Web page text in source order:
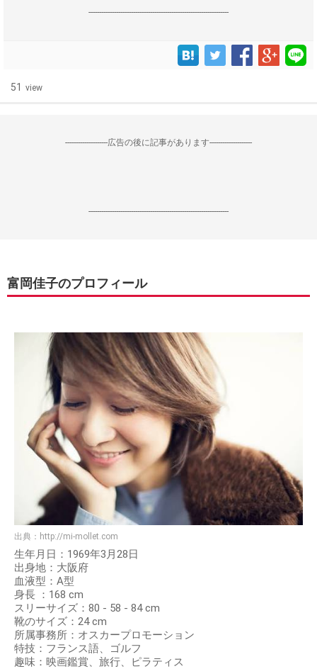
------------------------------------------------------------------
51 view
--------------------広告の後に記事があります--------------------
------------------------------------------------------------------
富岡佳子のプロフィール
出典： http://mi-mollet.com
生年月日：1969年3月28日
出身地：大阪府
血液型：A型
身長 ：168 cm
スリーサイズ：80 - 58 - 84 cm
靴のサイズ：24 cm
所属事務所：オスカープロモーション
特技：フランス語、ゴルフ
趣味：映画鑑賞、旅行、ピラティス